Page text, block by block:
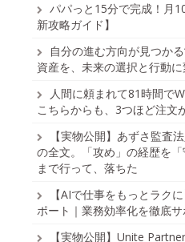
パパっと15分で完成！月
新攻略ガイド】
自分の進む方向が見つか
資産を、未来の選択と行動に
人間に頼まれて81時間で
こちらからも、3つほど注文
【実物公開】あずさ監査
の全文。「攻め」の経歴を
まで行って、落ちた
【AIで仕事をもっとラク
ポート｜業務効率化を徹底サ
【実物公開】Unite